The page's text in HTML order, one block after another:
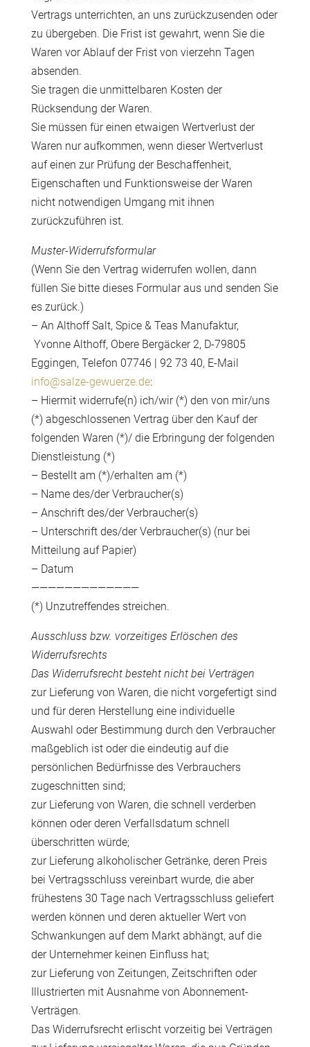
Vertrags unterrichten, an uns zurückzusenden oder
zu übergeben. Die Frist ist gewahrt, wenn Sie die
Waren vor Ablauf der Frist von vierzehn Tagen
absenden.
Sie tragen die unmittelbaren Kosten der
Rücksendung der Waren.
Sie müssen für einen etwaigen Wertverlust der
Waren nur aufkommen, wenn dieser Wertverlust
auf einen zur Prüfung der Beschaffenheit,
Eigenschaften und Funktionsweise der Waren
nicht notwendigen Umgang mit ihnen
zurückzuführen ist.
Muster-Widerrufsformular
(Wenn Sie den Vertrag widerrufen wollen, dann
füllen Sie bitte dieses Formular aus und senden Sie
es zurück.)
– An Althoff Salt, Spice & Teas Manufaktur,
Yvonne Althoff, Obere Bergäcker 2, D-79805
Eggingen, Telefon 07746 | 92 73 40, E-Mail
info@salze-gewuerze.de:
– Hiermit widerrufe(n) ich/wir (*) den von mir/uns
(*) abgeschlossenen Vertrag über den Kauf der
folgenden Waren (*)/ die Erbringung der folgenden
Dienstleistung (*)
– Bestellt am (*)/erhalten am (*)
– Name des/der Verbraucher(s)
– Anschrift des/der Verbraucher(s)
– Unterschrift des/der Verbraucher(s) (nur bei
Mitteilung auf Papier)
– Datum
—————————————
(*) Unzutreffendes streichen.
Ausschluss bzw. vorzeitiges Erlöschen des
Widerrufsrechts
Das Widerrufsrecht besteht nicht bei Verträgen
zur Lieferung von Waren, die nicht vorgefertigt sind
und für deren Herstellung eine individuelle
Auswahl oder Bestimmung durch den Verbraucher
maßgeblich ist oder die eindeutig auf die
persönlichen Bedürfnisse des Verbrauchers
zugeschnitten sind;
zur Lieferung von Waren, die schnell verderben
können oder deren Verfallsdatum schnell
überschritten würde;
zur Lieferung alkoholischer Getränke, deren Preis
bei Vertragsschluss vereinbart wurde, die aber
frühestens 30 Tage nach Vertragsschluss geliefert
werden können und deren aktueller Wert von
Schwankungen auf dem Markt abhängt, auf die
der Unternehmer keinen Einfluss hat;
zur Lieferung von Zeitungen, Zeitschriften oder
Illustrierten mit Ausnahme von Abonnement-
Verträgen.
Das Widerrufsrecht erlischt vorzeitig bei Verträgen